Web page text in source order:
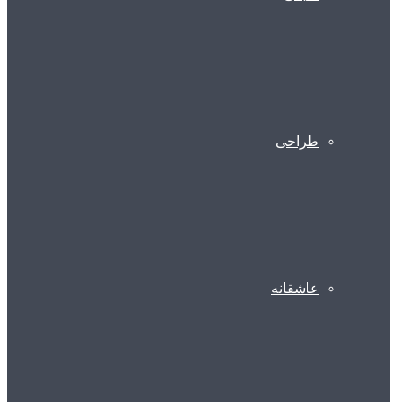
طراحی
عاشقانه